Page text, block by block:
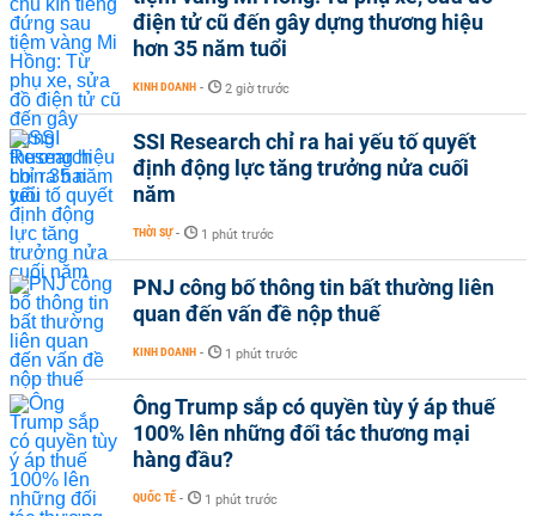
điện tử cũ đến gây dựng thương hiệu
hơn 35 năm tuổi
KINH DOANH - 2 giờ trước
SSI Research chỉ ra hai yếu tố quyết
định động lực tăng trưởng nửa cuối
năm
THỜI SỰ - 1 phút trước
PNJ công bố thông tin bất thường liên
quan đến vấn đề nộp thuế
KINH DOANH - 1 phút trước
Ông Trump sắp có quyền tùy ý áp thuế
100% lên những đối tác thương mại
hàng đầu?
QUỐC TẾ - 1 phút trước